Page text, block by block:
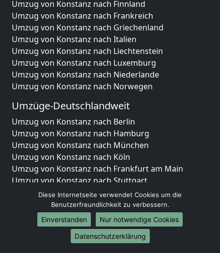
Umzug von Konstanz nach Finnland
Umzug von Konstanz nach Frankreich
Umzug von Konstanz nach Griechenland
Umzug von Konstanz nach Italien
Umzug von Konstanz nach Liechtenstein
Umzug von Konstanz nach Luxemburg
Umzug von Konstanz nach Niederlande
Umzug von Konstanz nach Norwegen
Umzüge-Deutschlandweit
Umzug von Konstanz nach Berlin
Umzug von Konstanz nach Hamburg
Umzug von Konstanz nach München
Umzug von Konstanz nach Köln
Umzug von Konstanz nach Frankfurt am Main
Umzug von Konstanz nach Stuttgart
Umzug von Konstanz nach Düsseldorf
Umzug von Konstanz nach Leipzig
Umzug von Konstanz nach Dortmund
Umzug von Konstanz nach Essen
Umzug von Konstanz nach Bremen
Diese Internetseite verwendet Cookies um die
Benutzerfreundlichkeit zu verbessern.
Einverstanden
Nur notwendige Cookies
Datenschutzerklärung